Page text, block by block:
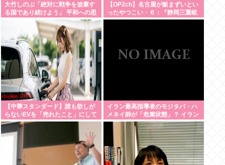
大竹しのぶ「絶対に戦争を放棄す
る国であり続けよう」 平和への思
いをつづる 広島に原爆が投下され
てから81年 #芸能 | 沖縄は中国領
土と主張されたら
【OP2ch】名古屋が飯まずいとい
ったやつこい・６：『静岡三重岐
阜の料理は名古屋飯みたいなもん
【中華スタンダード】誰も欲しが
らないEVを「売れたこと」にして
補助金を騙し取る事案が横行
イラン最高指導者のモジタバ・ハ
メネイ師が「危篤状態」？ イラン
大統領「意思疎通はかなり難し
い」